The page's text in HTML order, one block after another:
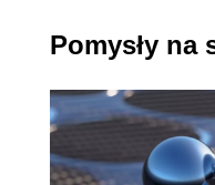
Pomysły na